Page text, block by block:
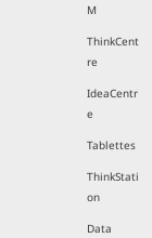
M
ThinkCent
re
IdeaCentr
e
Tablettes
ThinkStati
on
Data